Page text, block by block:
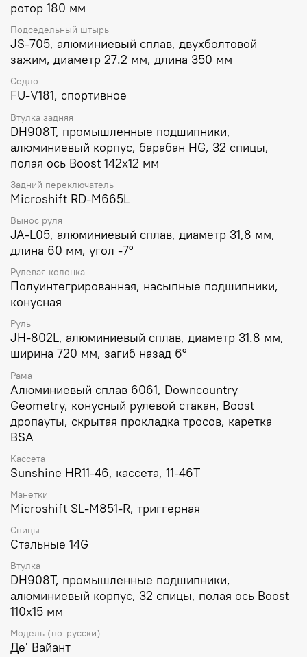
ротор 180 мм
Подседельный штырь
JS-705, алюминиевый сплав, двухболтовой
зажим, диаметр 27.2 мм, длина 350 мм
Седло
FU-V181, спортивное
Втулка задняя
DH908T, промышленные подшипники,
алюминиевый корпус, барабан HG, 32 спицы,
полая ось Boost 142х12 мм
Задний переключатель
Microshift RD-M665L
Вынос руля
JA-L05, алюминиевый сплав, диаметр 31,8 мм,
длина 60 мм, угол -7°
Рулевая колонка
Полуинтегрированная, насыпные подшипники,
конусная
Руль
JH-802L, алюминиевый сплав, диаметр 31.8 мм,
ширина 720 мм, загиб назад 6°
Рама
Алюминиевый сплав 6061, Downcountry
Geometry, конусный рулевой стакан, Boost
дропауты, скрытая прокладка тросов, каретка
BSA
Кассета
Sunshine HR11-46, кассета, 11-46T
Манетки
Microshift SL-M851-R, триггерная
Спицы
Стальные 14G
Втулка
DH908T, промышленные подшипники,
алюминиевый корпус, 32 спицы, полая ось Boost
110х15 мм
Модель (по-русски)
Де' Вайант